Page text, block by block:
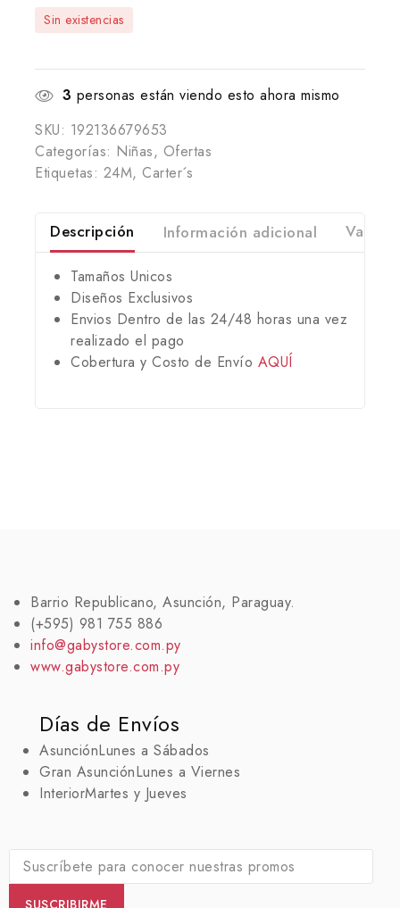
Sin existencias
3 personas están viendo esto ahora mismo
SKU: 192136679653
Categorías: Niñas, Ofertas
Etiquetas: 24M, Carter´s
Descripción Información adicional
Tamaños Unicos
Diseños Exclusivos
Envios Dentro de las 24/48 horas una vez
realizado el pago
Cobertura y Costo de Envío AQUÍ
Barrio Republicano, Asunción, Paraguay.
(+595) 981 755 886
info@gabystore.com.py
www.gabystore.com.py
Días de Envíos
AsunciónLunes a Sábados
Gran AsunciónLunes a Viernes
InteriorMartes y Jueves